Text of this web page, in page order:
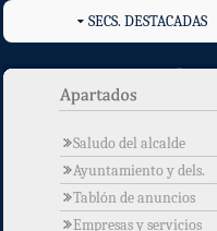
SECS. DESTACADAS
Saludo del alcalde
Ayuntamiento y dels.
Tablón de anuncios
Empresas y servicios